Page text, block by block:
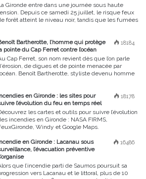
Gironde entre dans une journée sous haute
Depuis ce samedi 25 juillet, le risque feux
forêt atteint le niveau noir, tandis que les fumées
18184
Bartherotte, l’homme qui protège
pointe du Cap Ferret contre l’océan
Cap Ferret, son nom revient dès que l’on parle
de digues et de pointe menacée par
Benoît Bartherotte, styliste devenu homme
18178
en Gironde : les sites pour
l’évolution du feu en temps réel
les cartes et outils pour suivre l’évolution
incendies en Gironde : NASA FIRMS,
Windy et Google Maps.
16486
en Gironde : Lacanau sous
l’évacuation préventive
que l’incendie parti de Saumos poursuit sa
vers Lacanau et le littoral, plus de 10